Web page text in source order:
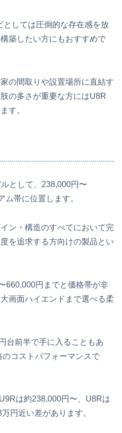
しては圧倒的な存在感を放
築したい方にもおすすめで
の間取りや設置場所に直結す
の多さが重要な方にはU8R
す。
として、238,000円〜
ム帯に位置します。
ン・構造のすべてにおいて完
を追求する方向けの製品とい
660,000円までと価格帯が非
画面ハイエンドまで選べる柔
台前半で手に入ることもあ
コストパフォーマンスで
は約238,000円〜、U8Rは
円近い差があります。